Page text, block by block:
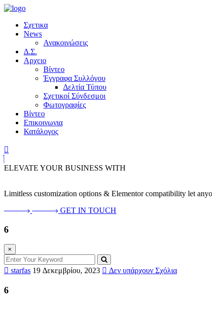
Σχετικα
News
Ανακοινώσεις
Δ.Σ.
Αρχειο
Βίντεο
Έγγραφα Συλλόγου
Δελτία Τύπου
Σχετικοί Σύνδεσμοι
Φωτογραφίες
Βίντεο
Επικοινωνια
Κατάλογος
ELEVATE YOUR BUSINESS WITH
Limitless customization options & Elementor compatibility let
GET IN TOUCH
6
×
starfas 19 Δεκεμβρίου, 2023 Δεν υπάρχουν Σχόλια
6